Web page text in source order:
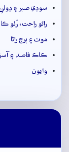
سوڍي صبر ۽
راڻو راحت، رُٺو
موٽ ۽ پرچ راڻا
ڪاڪ قاصد ۽
وايون